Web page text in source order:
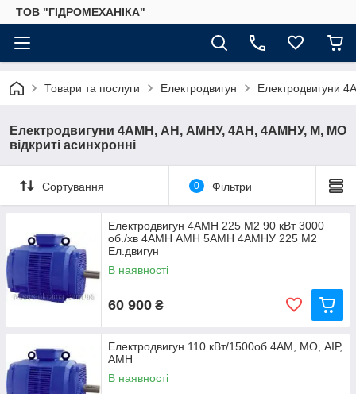
ТОВ "ГІДРОМЕХАНІКА"
Товари та послуги Електродвигун Електродвигуни
Електродвигуни 4АМН, АН, АМНУ, 4АН, 4АМНУ, М, МО
відкриті асинхронні
Сортування 0 Фільтри
Електродвигун 4АМН 225 M2 90 кВт 3000
об./хв 4АМН АМН 5АМН 4АМНУ 225 M2
Ел.двигун
В наявності
60 900 ₴
Електродвигун 110 кВт/1500об 4АМ, МО, АІР,
АМН
В наявності